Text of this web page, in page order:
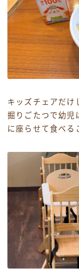
キッズチェアだけ
掘りごたつで幼児
に座らせて食べる